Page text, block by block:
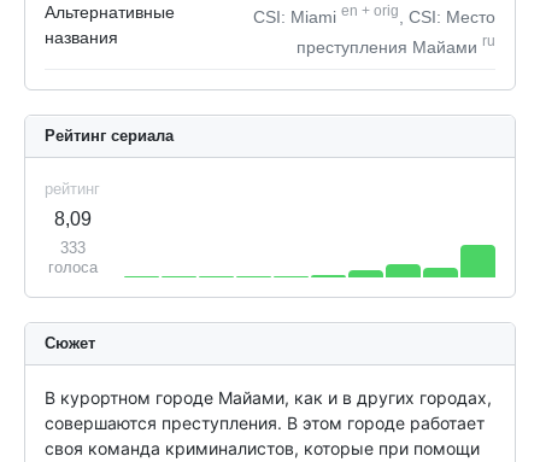
Альтернативные
названия
CSI: Miami en + orig
, CSI: Место
преступления Майами ru
Рейтинг сериала
рейтинг
8,09
333
голоса
Сюжет
В курортном городе Майами, как и в других городах,
совершаются преступления. В этом городе работает
своя команда криминалистов, которые при помощи